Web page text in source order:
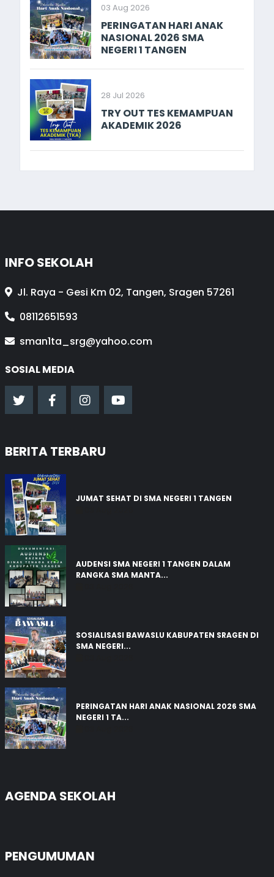
03 Aug 2026
PERINGATAN HARI ANAK
NASIONAL 2026 SMA
NEGERI 1 TANGEN
28 Jul 2026
TRY OUT TES KEMAMPUAN
AKADEMIK 2026
INFO SEKOLAH
Jl. Raya - Gesi Km 02, Tangen, Sragen 57261
08112651593
sman1ta_srg@yahoo.com
SOSIAL MEDIA
BERITA TERBARU
JUMAT SEHAT DI SMA NEGERI 1 TANGEN
AUDENSI SMA NEGERI 1 TANGEN DALAM
RANGKA SMA MANTA...
SOSIALISASI BAWASLU KABUPATEN SRAGEN DI
SMA NEGERI...
PERINGATAN HARI ANAK NASIONAL 2026 SMA
NEGERI 1 TA...
AGENDA SEKOLAH
PENGUMUMAN